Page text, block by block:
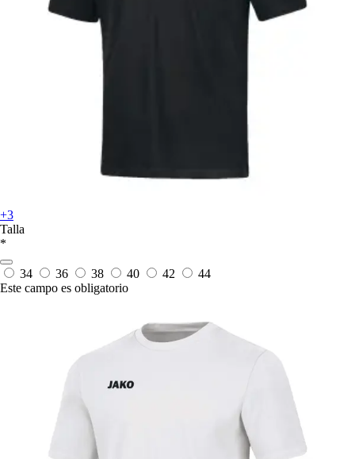
+3
Talla
*
34 36 38 40 42
44
Este campo es obligatorio